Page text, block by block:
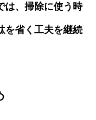
は、掃除に使う時
を省く工夫を継続